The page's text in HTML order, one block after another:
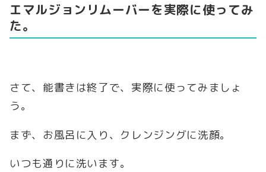
エマルジョンリムーバーを実際に使ってみ
た。
さて、能書きは終了で、実際に使ってみましょ
う。
まず、お風呂に入り、クレンジングに洗顔。
いつも通りに洗います。